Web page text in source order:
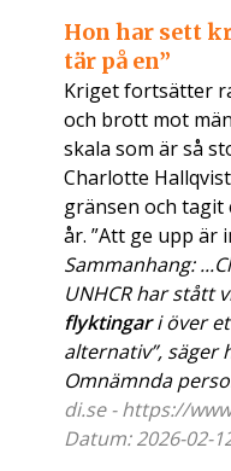
Hon har sett
tär på en”
Kriget fortsätter
och brott mot
skala som är så
Charlotte
gränsen och
år. ”Att ge upp är
Sammanhang:
UNHCR har stått
flyktingari över
alternativ”, säger
Omnämnda
di.se - https://
Datum: 2026-02-